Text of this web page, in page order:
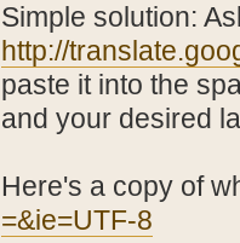
Simple solution:
http://
paste it into the
and your desired
Here's a copy of
=&ie=UTF-8